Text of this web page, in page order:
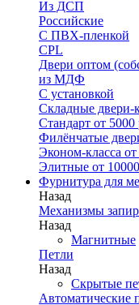
Из ДСП
Российские
C ПВХ-пленкой
CPL
Двери оптом
из МДФ
С установкой
Складные двери-
Стандарт от 5000
Филёнчатые
Эконом-класса от
Элитные от
Фурнитура для
Назад
Механизмы
Назад
Магнитные
Петли
Назад
Скрытые
Автоматические